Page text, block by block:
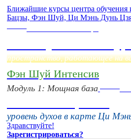
Ближайшие курсы центра обучения
Бацзы, Фэн Шуй, Ци Мэнь Дунь
пространство, работающее на
Фэн Шуй Интенсив
Модуль 1: Мощная база
уровень духов в карте Ци
Здравствуйте!
Зарегистрироваться?